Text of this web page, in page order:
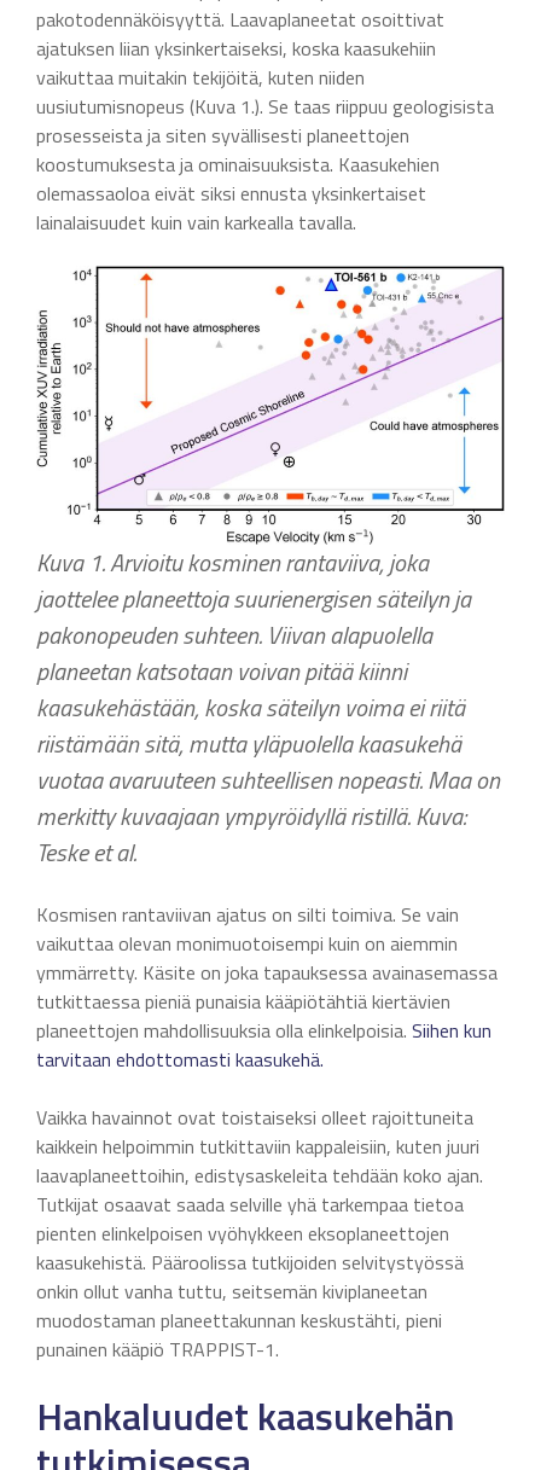
pakotodennäköisyyttä. Laavaplaneetat osoittivat
ajatuksen liian yksinkertaiseksi, koska kaasukehiin
vaikuttaa muitakin tekijöitä, kuten niiden
uusiutumisnopeus (Kuva 1.). Se taas riippuu geologisista
prosesseista ja siten syvällisesti planeettojen
koostumuksesta ja ominaisuuksista. Kaasukehien
olemassaoloa eivät siksi ennusta yksinkertaiset
lainalaisuudet kuin vain karkealla tavalla.
Kuva 1. Arvioitu kosminen rantaviiva, joka
jaottelee planeettoja suurienergisen säteilyn ja
pakonopeuden suhteen. Viivan alapuolella
planeetan katsotaan voivan pitää kiinni
kaasukehästään, koska säteilyn voima ei riitä
riistämään sitä, mutta yläpuolella kaasukehä
vuotaa avaruuteen suhteellisen nopeasti. Maa on
merkitty kuvaajaan ympyröidyllä ristillä. Kuva:
Teske et al.
Kosmisen rantaviivan ajatus on silti toimiva. Se vain
vaikuttaa olevan monimuotoisempi kuin on aiemmin
ymmärretty. Käsite on joka tapauksessa avainasemassa
tutkittaessa pieniä punaisia kääpiötähtiä kiertävien
planeettojen mahdollisuuksia olla elinkelpoisia. Siihen kun
tarvitaan ehdottomasti kaasukehä.
Vaikka havainnot ovat toistaiseksi olleet rajoittuneita
kaikkein helpoimmin tutkittaviin kappaleisiin, kuten juuri
laavaplaneettoihin, edistysaskeleita tehdään koko ajan.
Tutkijat osaavat saada selville yhä tarkempaa tietoa
pienten elinkelpoisen vyöhykkeen eksoplaneettojen
kaasukehistä. Pääroolissa tutkijoiden selvitystyössä
onkin ollut vanha tuttu, seitsemän kiviplaneetan
muodostaman planeettakunnan keskustähti, pieni
punainen kääpiö TRAPPIST-1.
Hankaluudet kaasukehän